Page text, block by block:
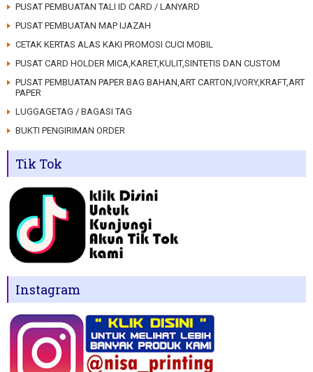
PUSAT PEMBUATAN TALI ID CARD / LANYARD
PUSAT PEMBUATAN MAP IJAZAH
CETAK KERTAS ALAS KAKI PROMOSI CUCI MOBIL
PUSAT CARD HOLDER MICA,KARET,KULIT,SINTETIS DAN CUSTOM
PUSAT PEMBUATAN PAPER BAG BAHAN,ART CARTON,IVORY,KRAFT,ART
PAPER
LUGGAGETAG / BAGASI TAG
BUKTI PENGIRIMAN ORDER
Tik Tok
Instagram